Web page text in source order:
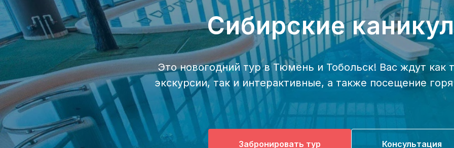
Сибирские
Это новогодний тур в Тюмень и Тобольск! Вас ждут как
экскурсии, так и интерактивные, а также посещение
Забронировать тур Консультация